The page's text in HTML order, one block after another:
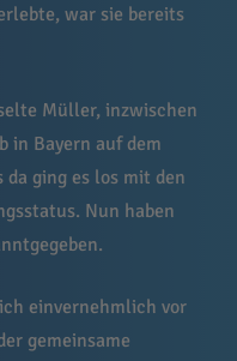
war sie bereits
Müller, inzwischen
in Bayern auf dem
da ging es los mit den
Nun haben
einvernehmlich vor
gemeinsame